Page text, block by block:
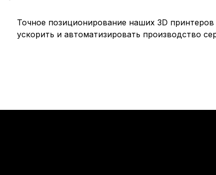
Точное позиционирование наших 3D
ускорить и автоматизировать производство